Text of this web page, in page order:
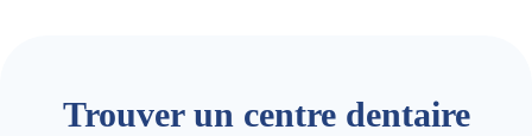
Trouver un centre dentaire